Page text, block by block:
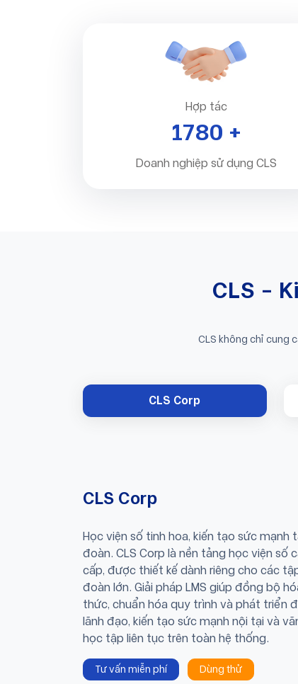
Hợp tác
2000 +
Doanh nghiệp sử dụng CLS
CLS -
CLS không chỉ cung
CLS Corp
CLS Corp
Học viện số tinh hoa, kiến tạo sức mạnh
đoàn. CLS Corp là nền tảng học viện số
cấp, được thiết kế dành riêng cho các
đoàn lớn. Giải pháp LMS giúp đồng bộ
thức, chuẩn hóa quy trình và phát triển
lãnh đạo, kiến tạo sức mạnh nội tại và
học tập liên tục trên toàn hệ thống.
Tư vấn miễn phí Dùng thử